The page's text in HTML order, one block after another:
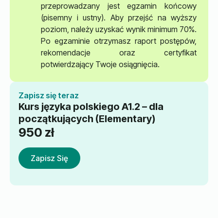
przeprowadzany jest egzamin końcowy
(pisemny i ustny). Aby przejść na wyższy
poziom, należy uzyskać wynik minimum 70%.
Po egzaminie otrzymasz raport postępów,
rekomendacje oraz certyfikat
potwierdzający Twoje osiągnięcia.
Zapisz się teraz
Kurs języka polskiego A1.2 – dla
początkujących (Elementary)
950 zł
Zapisz Się